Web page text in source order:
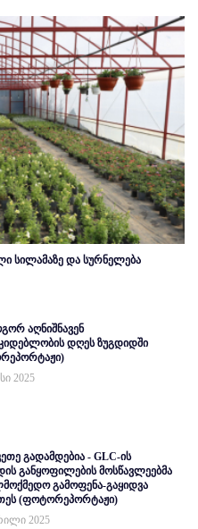
სილამაზე და სურნელება
აღნიშნავენ
დღეს ზუგდიდში
2025
გადამდებია - GLC-ის
განყოფილების მოსწავლეებმა
გამოფენა-გაყიდვა
(ფოტორეპორტაჟი)
2025